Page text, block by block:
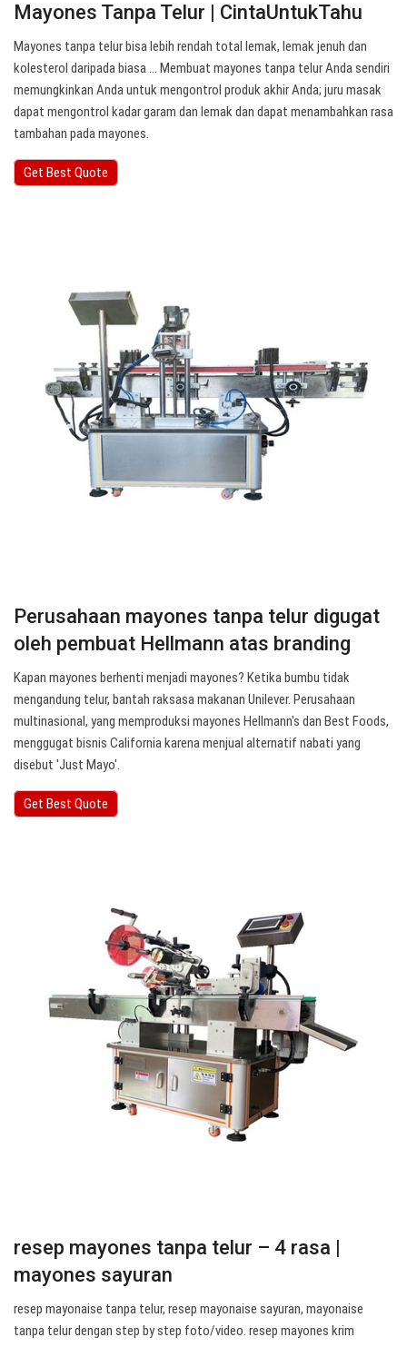
Mayones Tanpa Telur | CintaUntukTahu
Mayones tanpa telur bisa lebih rendah total lemak, lemak jenuh dan
kolesterol daripada biasa ... Membuat mayones tanpa telur Anda sendiri
memungkinkan Anda untuk mengontrol produk akhir Anda; juru masak
dapat mengontrol kadar garam dan lemak dan dapat menambahkan rasa
tambahan pada mayones.
Get Best Quote
Perusahaan mayones tanpa telur digugat
oleh pembuat Hellmann atas branding
Kapan mayones berhenti menjadi mayones? Ketika bumbu tidak
mengandung telur, bantah raksasa makanan Unilever. Perusahaan
multinasional, yang memproduksi mayones Hellmann's dan Best Foods,
menggugat bisnis California karena menjual alternatif nabati yang
disebut 'Just Mayo'.
Get Best Quote
resep mayones tanpa telur – 4 rasa |
mayones sayuran
resep mayonaise tanpa telur, resep mayonaise sayuran, mayonaise
tanpa telur dengan step by step foto/video. resep mayones krim